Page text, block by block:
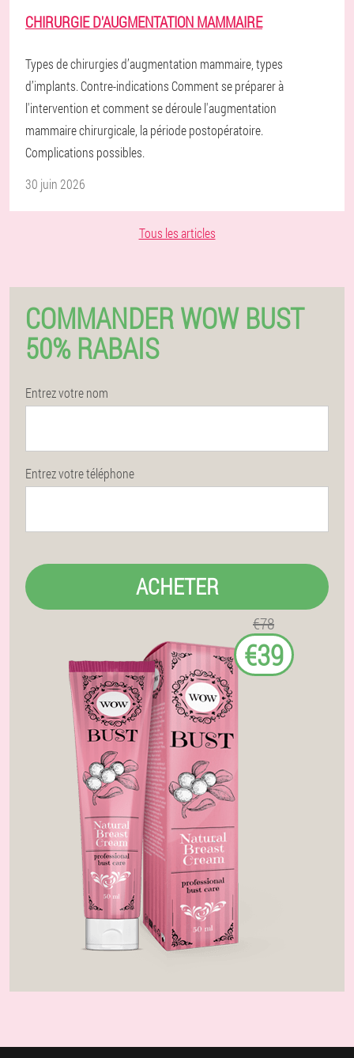
CHIRURGIE D'AUGMENTATION MAMMAIRE
Types de chirurgies d’augmentation mammaire, types
d’implants. Contre-indications Comment se préparer à
l'intervention et comment se déroule l'augmentation
mammaire chirurgicale, la période postopératoire.
Complications possibles.
30 juin 2026
Tous les articles
COMMANDER WOW BUST
50% RABAIS
Entrez votre nom
Entrez votre téléphone
ACHETER
€78
€39